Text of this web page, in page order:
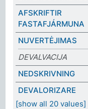
AFSKRIFTIR
FASTAFJÁRMUNA
NUVERTĖJIMAS
DEVALVACIJA
NEDSKRIVNING
DEVALORIZARE
[show all 20 values]